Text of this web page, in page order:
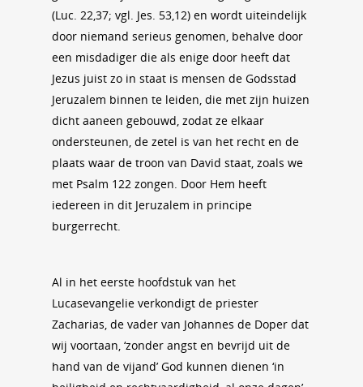
(Luc. 22,37; vgl. Jes. 53,12) en wordt uiteindelijk
door niemand serieus genomen, behalve door
een misdadiger die als enige door heeft dat
Jezus juist zo in staat is mensen de Godsstad
Jeruzalem binnen te leiden, die met zijn huizen
dicht aaneen gebouwd, zodat ze elkaar
ondersteunen, de zetel is van het recht en de
plaats waar de troon van David staat, zoals we
met Psalm 122 zongen. Door Hem heeft
iedereen in dit Jeruzalem in principe
burgerrecht.
Al in het eerste hoofdstuk van het
Lucasevangelie verkondigt de priester
Zacharias, de vader van Johannes de Doper dat
wij voortaan, ‘zonder angst en bevrijd uit de
hand van de vijand’ God kunnen dienen ‘in